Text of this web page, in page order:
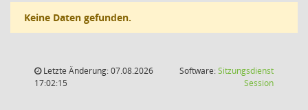
Keine Daten gefunden.
Letzte Änderung: 07.08.2026
17:02:15
Software:Sitzungsdienst
Session(Wird in